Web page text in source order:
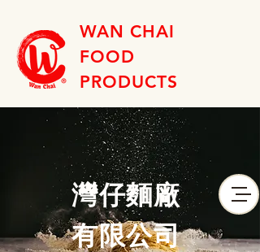
WAN CHAI
FOOD
PRODUCTS
灣仔麵廠
有限公司